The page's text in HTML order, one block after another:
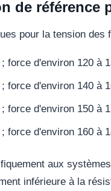
de
pour la tension
force d'environ 120 à
force d'environ 140 à
force d'environ 150 à
force d'environ 160 à
aux
inférieure à la